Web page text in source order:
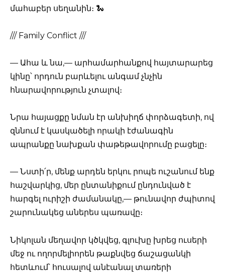
մահաբեր սեղանին։ 🐍
/// Family Conflict ///
— Ահա և նա,— արհամարհանքով հայտարարեց
կինը՝ որդուն բարևելու անգամ չնչին
հնարավորություն չտալով։
Նրա հայացքը նման էր անխիղճ փորձագետի, ով
զննում է կասկածելի որակի էժանագին
ապրանքը նախքան փաթեթավորումը բացելը։
— Նստի՛ր, մենք արդեն երկու րոպե ուշանում ենք
հաշվարկից, մեր ընտանիքում ընդունված է
հարգել ուրիշի ժամանակը,— թունավոր ժպիտով
շարունակեց աներես պառավը։
Նիկոլան մեղավոր կծկվեց, գլուխը խրեց ուսերի
մեջ ու ողորմելիորեն թաքնվեց ճաշացանկի
հետևում՝ հուսալով անէանալ տառերի